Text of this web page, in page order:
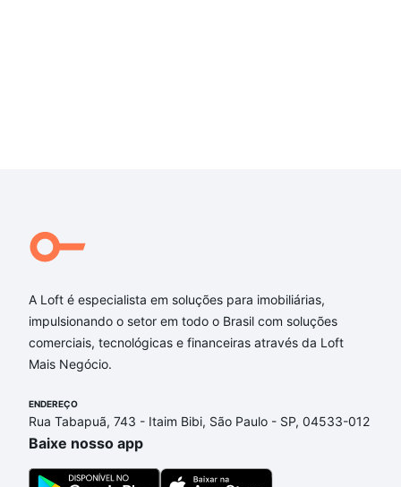
A Loft é especialista em soluções para imobiliárias,
impulsionando o setor em todo o Brasil com soluções
comerciais, tecnológicas e financeiras através da Loft
Mais Negócio.
ENDEREÇO
Rua Tabapuã, 743 - Itaim Bibi, São Paulo - SP, 04533-012
Baixe nosso app